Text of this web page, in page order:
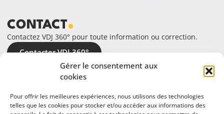
Gérer le consentement aux
cookies
Pour offrir les meilleures expériences, nous utilisons des technologies
telles que les cookies pour stocker et/ou accéder aux informations des
CONTACT
Contactez VDJ 360° pour toute information ou correction.
Contacter VDJ 360°